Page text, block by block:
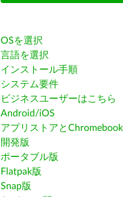
OSを選択
言語を選択
インストール手順
システム要件
ビジネスユーザーはこちら
Android/iOS
アプリストアとChromebook
開発版
ポータブル版
Flatpak版
Snap版